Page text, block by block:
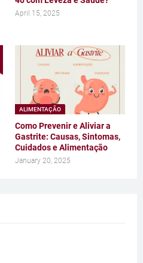
April 15, 2025
ALIMENTAÇÃO
Como Prevenir e Aliviar a
Gastrite: Causas, Sintomas,
Cuidados e Alimentação
January 20, 2025